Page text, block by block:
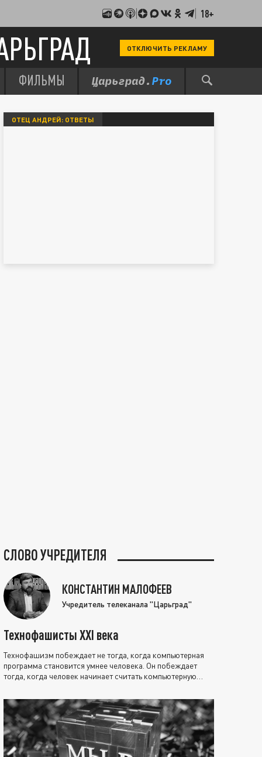
18+
ОТКЛЮЧИТЬ РЕКЛАМУ
ФИЛЬМЫ
ОТЕЦ АНДРЕЙ: ОТВЕТЫ
СЛОВО УЧРЕДИТЕЛЯ
КОНСТАНТИН МАЛОФЕЕВ
Учредитель телеканала "Царьград"
Технофашисты XXI века
Технофашизм побеждает не тогда, когда компьютерная
программа становится умнее человека. Он побеждает
тогда, когда человек начинает считать компьютерную